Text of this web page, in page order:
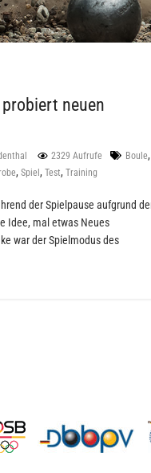
neuen
2329 Aufrufe Boule,
, Spiel, Test, Training
der Spielpause aufgrund
Idee, mal etwas Neues
war der Spielmodus des